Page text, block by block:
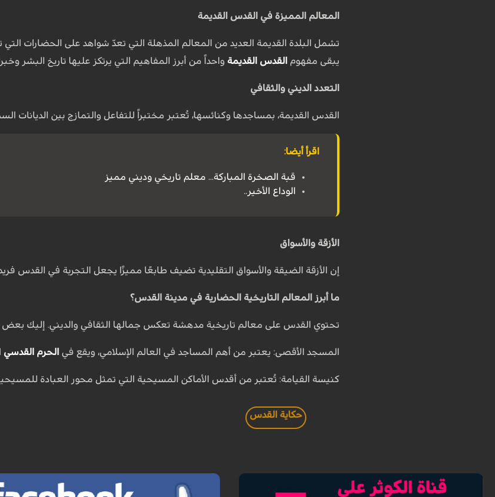
المعالم المميزة في القدس القديمة
تشمل البلدة القديمة العديد من المعالم المذهلة التي تعدّ شواهد على الحضارات التي
يبقى مفهوم القدس القديمة واحداً من أبرز المفاهيم التي يرتكز عليها تاريخ البشر
التعدد الديني والثقافي
القدس القديمة، بمساجدها وكنائسها، تُعتبر مختبراً للتفاعل والتمازج بين الديانات
اقرأ أيضا:
قبة الصخرة المباركة... معلم تاريخي وديني مميز
الوداع الأخير..
الأزقة والأسواق
إن الأزقة الضيقة والأسواق التقليدية تضيف طابعًا مميزًا يجعل التجربة في القدس
ما أبرز المعالم التاريخية الحضارية في مدينة القدس؟
تحتوي القدس على معالم تاريخية مدهشة تعكس جمالها الثقافي والديني. إليك بعض
المسجد الأقصى: يعتبر من أهم المساجد في العالم الإسلامي، ويقع في الحرم القدسي
كنيسة القيامة: تُعتبر من أقدس الأماكن المسيحية التي تمثل محور العبادة
حكاية القدس